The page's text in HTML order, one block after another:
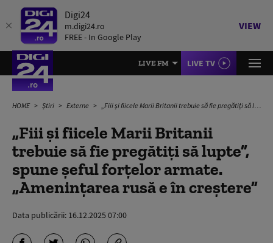
Digi24
m.digi24.ro
FREE - In Google Play
VIEW
LIVE FM LIVE TV
HOME Știri Externe „Fiii și fiicele Marii Britanii trebuie să fie pregătiți să lupte”, spune șeful forțelor armate. „Amenințarea rusă e în creștere”
„Fiii și fiicele Marii Britanii
trebuie să fie pregătiți să lupte”,
spune șeful forțelor armate.
„Amenințarea rusă e în creștere”
Data publicării: 16.12.2025 07:00